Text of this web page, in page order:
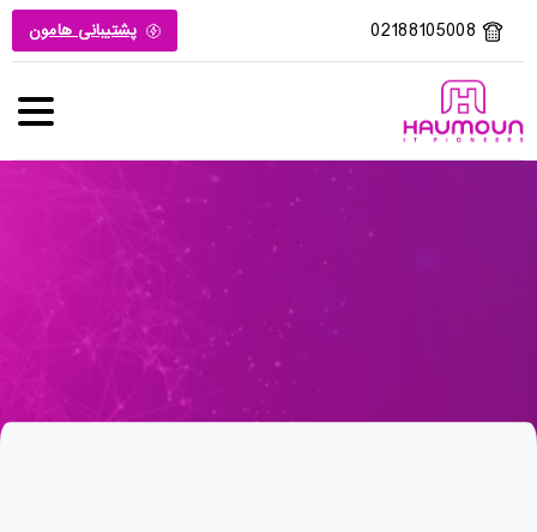
02188105008 پشتیبانی هامون